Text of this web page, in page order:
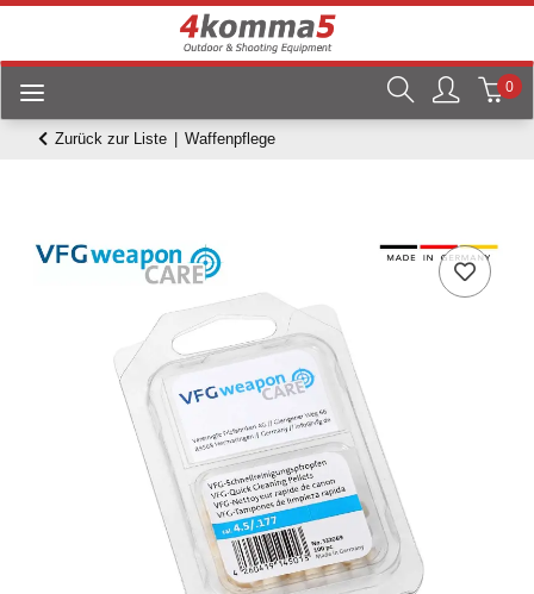
0
Zurück zur Liste Waffenpflege